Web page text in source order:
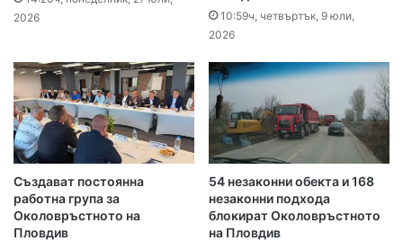
2026
10:59ч, четвъртък, 9 юли,
2026
Създават постоянна
работна група за
Околовръстното на
Пловдив
54 незаконни обекта и 168
незаконни подхода
блокират Околовръстното
на Пловдив